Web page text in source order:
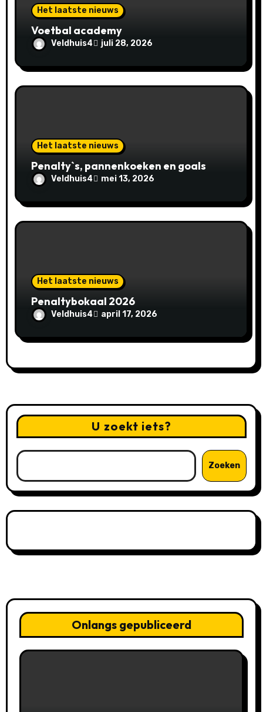
e
Het laatste nieuws
Voetbal academy
Veldhuis4 juli 28, 2026
Het laatste nieuws
Penalty`s, pannenkoeken en goals
Veldhuis4 mei 13, 2026
Het laatste nieuws
Penaltybokaal 2026
Veldhuis4 april 17, 2026
U zoekt iets?
Zoeken
Onlangs gepubliceerd